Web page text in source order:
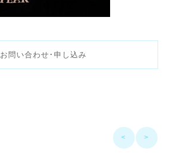
お問い合わせ･申し込み
< >